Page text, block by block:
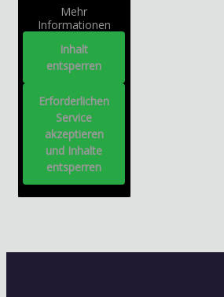
Mehr
Informationen
Inhalt
entsperren
Erforderlichen
Service
akzeptieren
und Inhalte
entsperren